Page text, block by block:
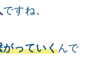
ですね。
がっていくんで